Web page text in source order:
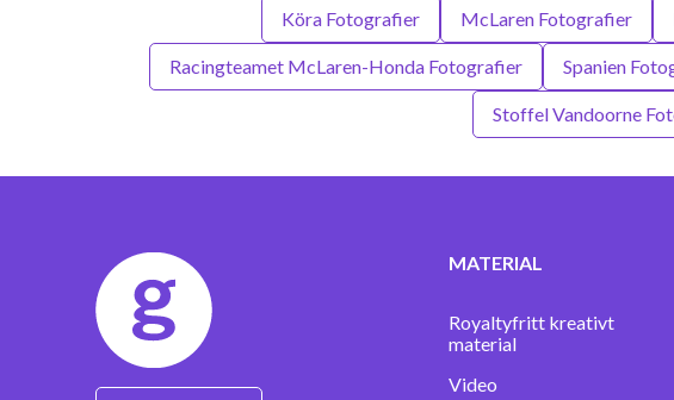
Köra Fotografier McLaren Fotografier
Racingteamet McLaren-Honda Fotografier Spanien
Stoffel Vandoorne
MATERIAL
Royaltyfritt kreativt
material
Video